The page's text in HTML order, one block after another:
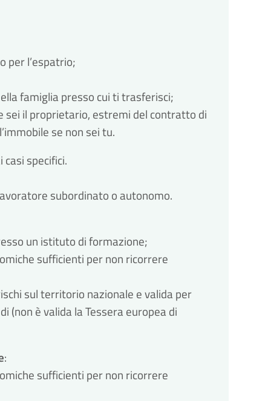
per l’espatrio;
famiglia presso cui ti trasferisci;
sei il proprietario, estremi del contratto di
se non sei tu.
specifici.
subordinato o autonomo.
un istituto di formazione;
sufficienti per non ricorrere
sul territorio nazionale e valida per
(non è valida la Tessera europea di
:
sufficienti per non ricorrere